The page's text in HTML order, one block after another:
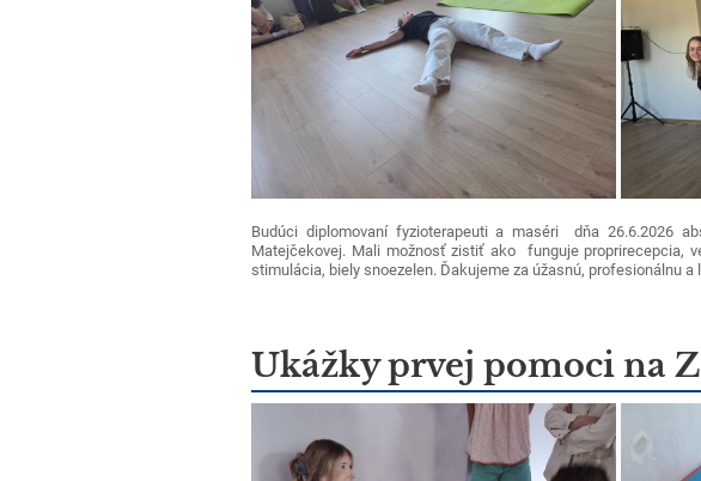
Budúci diplomovaní fyzioterapeuti a maséri dňa 26.6.2026
Matejčekovej. Mali možnosť zistiť ako funguje proprirecepcia,
stimulácia, biely snoezelen. Ďakujeme za úžasnú, profesionálnu
Ukážky prvej pomoci na